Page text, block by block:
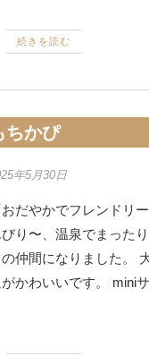
続きを読む
ちかぴ
年5月30日
だやかでフレンドリ
り〜、温泉でまった
仲間になりました。
かわいいです。 mini